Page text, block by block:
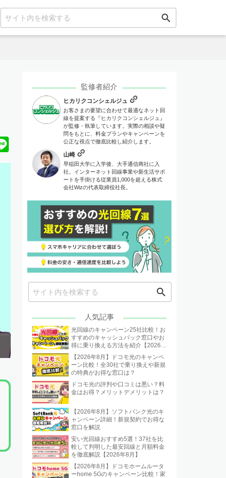
search
監修者紹介
ヒカリクコンシェルジュ
お客さまの要望に合わせて最適なネット回
線を提案する『ヒカリクコンシェルジュ』
が監修・執筆しています。実際の相談や疑
問をもとに、料金プランやキャンペーンを
公正な視点で徹底比較し紹介します。
山崎
早稲田大学に入学後、大手通信商社に入
社。インターネット回線事業や新生活サポ
ートを手掛ける従業員1,000を超える株式
会社Wizの代表取締役社長。
search
人気記事
光回線のキャンペーン25社比較！お
すすめのキャッシュバック窓口やお
得に乗り換える方法を紹介【2026年
8月】
【2026年8月】ドコモ光のキャンペ
ーン比較！全30社で乗り換えや新規
の特典がお得な窓口は？
ドコモ光の評判や口コミは悪い？料
金はお得？メリットデメリットは？
【2026年8月】ソフトバンク光のキ
ャンペーン詳細！新規契約でお得な
窓口を解説
安い光回線おすすめ5選！37社を比
較して判明した最安回線と月額料金
を徹底解説【2026年8月】
【2026年8月】ドコモホームルータ
ーhome 5Gのキャンペーン比較！家